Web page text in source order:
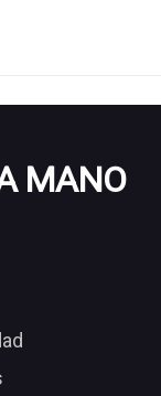
MANO